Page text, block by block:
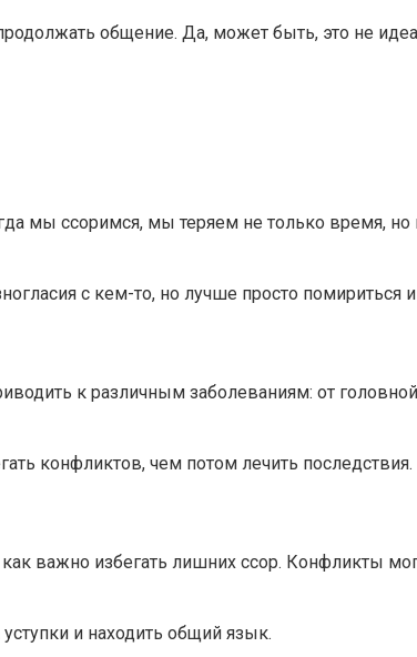
общение. Да, может быть, это не
мы ссоримся, мы теряем не только время,
с кем-то, но лучше просто
к различным заболеваниям: от
конфликтов, чем потом лечить последствия.
важно избегать лишних ссор. Конфликты
и находить общий язык.